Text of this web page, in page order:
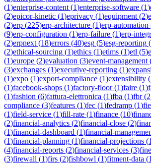
(1)enterprise-content (1)enterprise-software (1)
(2)epicor-kinetic (1)eprivacy (1)equipment (2)
(2)erp (225)erp-architecture (1)erp-automation
(9)erp-configuration (1)erp-failure (1)erp-
(2)erpnext (18)errors (40)esg (5)esg-reporting (
(2)ethical-sourcing (1)ethics (1)etims (1)etl (5)
(1)europe (2)evaluation (3)event-management
(3)exchanges (1)executive-reporting (1)
(1)expo (1)export-compliance (1)extensibility (
(1)facebook-shops (1)factory-floor(1)faire (1)
(1)fashion (6)fattura-elettronica (1)fba (1)fbr(2
compliance (3)features (1)fec (1)fedramp (1)
(1)field-service (1)fill-rate (1)finance (10)
(2)financial-analytics (2)financial-close (2)
(1)financial-dashboard (1)financial-
(1)financial-planning (1)financial-projections (1
(4)financial-reports (2)financial-services (3)
(3)firewall (1)firs (2)fishbowl (1)fitment-data (1